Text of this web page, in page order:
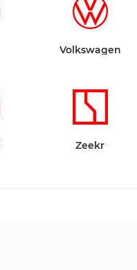
Volkswagen
Zeekr